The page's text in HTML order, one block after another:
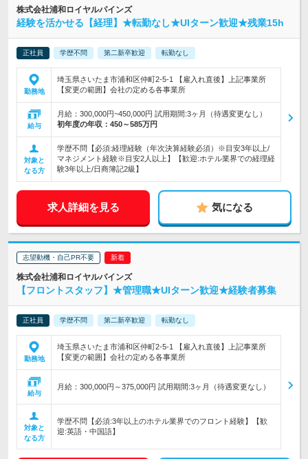
株式会社浦和ロイヤルパインズ
経験を活かせる【経理】★転勤なし★UIターン歓迎★残業15h
正社員 学歴不問 第二新卒歓迎 転勤なし
勤務地
埼玉県さいたま市浦和区仲町2-5-1 【雇入れ直後】上記事業所
【変更の範囲】会社の定める各事業所
給与
月給：300,000円~450,000円 試用期間:3ヶ月（待遇変更なし）
初年度の年収： 450～585万円
対象と
なる方
学歴不問【必須:経理経験（年次決算経験必須）※目安3年以上/
マネジメント経験※目安2人以上】【歓迎:ホテル業界での経理経
験3年以上/日商簿記2級】
求人詳細を見る 気になる
志望動機・自己PR不要
株式会社浦和ロイヤルパインズ
【フロントスタッフ】★管理職★UIターン歓迎★経験者募集
正社員 学歴不問 第二新卒歓迎 転勤なし
勤務地
埼玉県さいたま市浦和区仲町2-5-1 【雇入れ直後】上記事業所
【変更の範囲】会社の定める各事業所
給与
月給：300,000円～375,000円 試用期間:3ヶ月（待遇変更なし）
対象と
なる方
学歴不問【必須:3年以上のホテル業界でのフロント経験】【歓
迎:英語・中国語】